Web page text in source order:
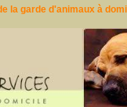
la garde d'animaux à